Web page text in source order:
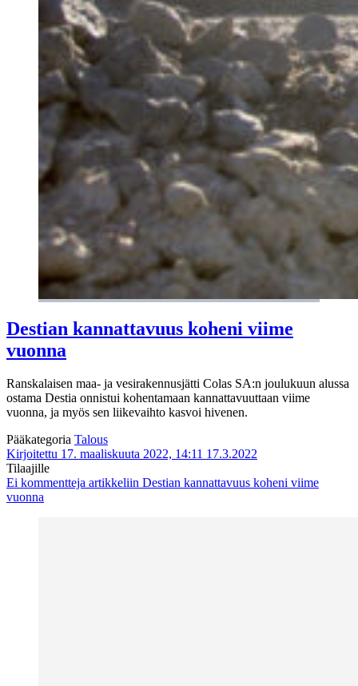
Destian kannattavuus koheni viime
vuonna
Ranskalaisen maa- ja vesirakennusjätti Colas SA:n joulukuun alussa
ostama Destia onnistui kohentamaan kannattavuuttaan viime
vuonna, ja myös sen liikevaihto kasvoi hivenen.
Pääkategoria Talous
Kirjoitettu 17. maaliskuuta 2022, 14:11 17.3.2022
Tilaajille
Ei kommentteja artikkeliin Destian kannattavuus koheni viime
vuonna